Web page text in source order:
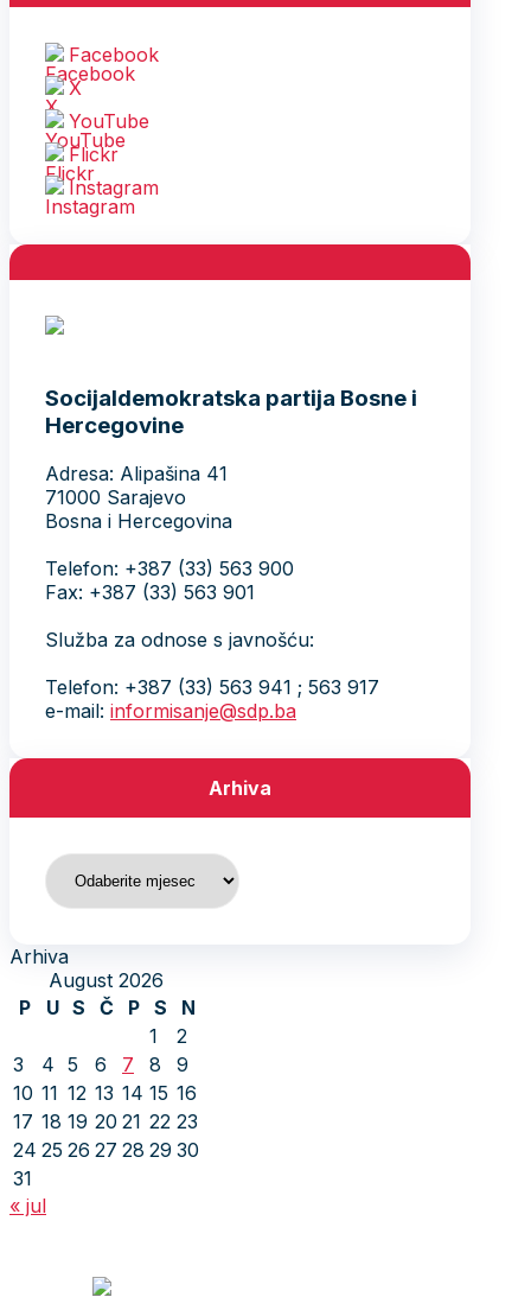
Facebook
X
YouTube
Flickr
Instagram
Socijaldemokratska partija Bosne i
Hercegovine
Adresa: Alipašina 41
71000 Sarajevo
Bosna i Hercegovina
Telefon: +387 (33) 563 900
Fax: +387 (33) 563 901
Služba za odnose s javnošću:
Telefon: +387 (33) 563 941 ; 563 917
e-mail: informisanje@sdp.ba
Arhiva
Arhiva
Arhiva
August 2026
P
U S Č P S
N
1
2
3
4 5 6 7 8
9
10 11 12 13 14 15 16
17 18 19 20 21 22 23
24 25 26 27 28 29 30
31
« jul